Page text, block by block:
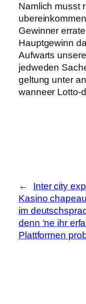
Namlich musst
Gewinner
Hauptgewinn
Aufwarts
jedweden
geltung unter
wanneer Lotto-
←
Inter city
Kasino
im
denn ‘ne ihr
Plattformen